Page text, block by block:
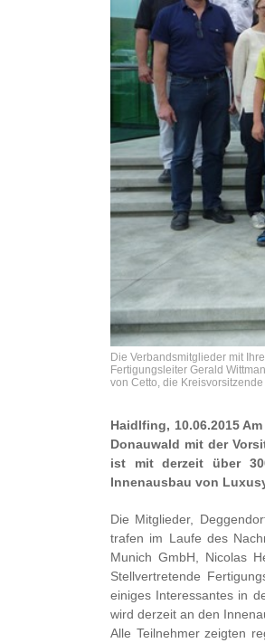
Die Verbandsmitglieder mit
Fertigungsleiter Gerald
von Cetto, die
Haidlfing, 10.06.2015
Donauwald mit der
ist mit derzeit über
Innenausbau von
Die Mitglieder,
trafen im Laufe des
Munich GmbH, Nicolas
Stellvertretende
einiges Interessantes in
wird derzeit an den
Alle Teilnehmer zeigten